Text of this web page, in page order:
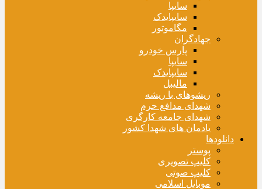
سایپا
سایپایدک
مگاموتور
جهادگران
پارس خودرو
سایپا
سایپایدک
مالیبل
ریشوهای با ریشه
شهدای مدافع حرم
شهدای جامعه کارگری
یادمان های شهدا کشور
دانلودها
پوستر
کلیپ تصویری
کلیپ صوتی
موبایل اسلامی